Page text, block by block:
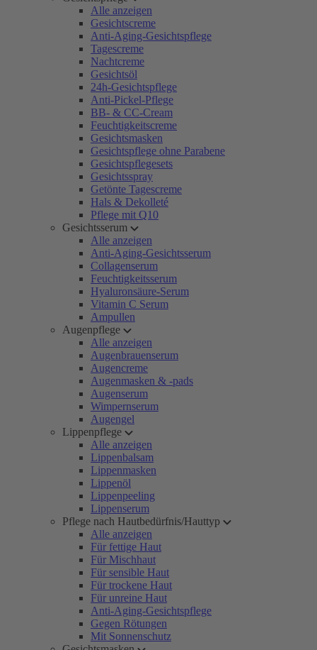
Alle anzeigen
Gesichtscreme
Anti-Aging-Gesichtspflege
Tagescreme
Nachtcreme
Gesichtsöl
24h-Gesichtspflege
Anti-Pickel-Pflege
BB- & CC-Cream
Feuchtigkeitscreme
Gesichtsmasken
Gesichtspflege ohne Parabene
Gesichtspflegesets
Gesichtsspray
Getönte Tagescreme
Hals & Dekolleté
Pflege mit Q10
Gesichtsserum
Alle anzeigen
Anti-Aging-Gesichtsserum
Collagenserum
Feuchtigkeitsserum
Hyaluronsäure-Serum
Vitamin C Serum
Ampullen
Augenpflege
Alle anzeigen
Augenbrauenserum
Augencreme
Augenmasken & -pads
Augenserum
Wimpernserum
Augengel
Lippenpflege
Alle anzeigen
Lippenbalsam
Lippenmasken
Lippenöl
Lippenpeeling
Lippenserum
Pflege nach Hautbedürfnis/Hauttyp
Alle anzeigen
Für fettige Haut
Für Mischhaut
Für sensible Haut
Für trockene Haut
Für unreine Haut
Anti-Aging-Gesichtspflege
Gegen Rötungen
Mit Sonnenschutz